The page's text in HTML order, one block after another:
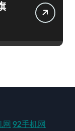
网 92手机网